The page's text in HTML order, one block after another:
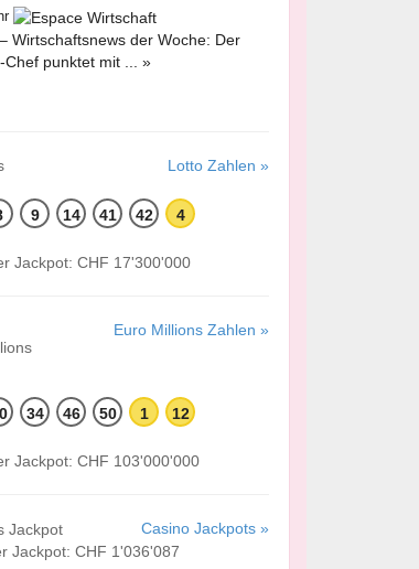
Wirtschaftsnews der Woche: Der
Chef punktet mit ... »
Lotto Zahlen »
9 14 41 42 4
Jackpot: CHF 17'300'000
Euro Millions Zahlen »
34 46 50 1 12
Jackpot: CHF 103'000'000
Casino Jackpots »
Jackpot: CHF 1'036'087